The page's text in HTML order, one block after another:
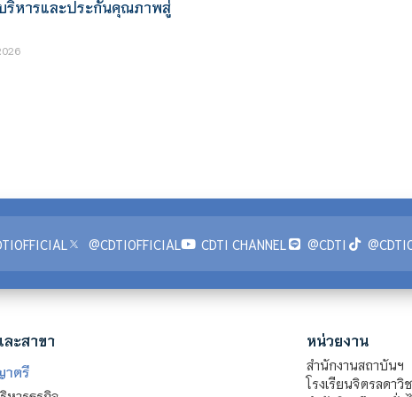
ริหารและประกันคุณภาพสู่
@CDTIOFFICIAL CDTI CHANNEL @CDTI
ะสาขา
ตรี
หน่วยงาน
สำนักงานสถาบันฯ
โรงเรียนจิตรลดาวิ